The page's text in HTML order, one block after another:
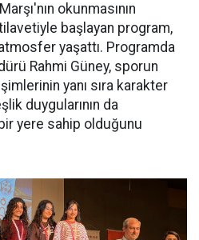
okunmasının
tilavetiyle başlayan program,
yaşattı. Programda
Rahmi Güney, sporun
yanı sıra karakter
duygularının da
yere sahip olduğunu